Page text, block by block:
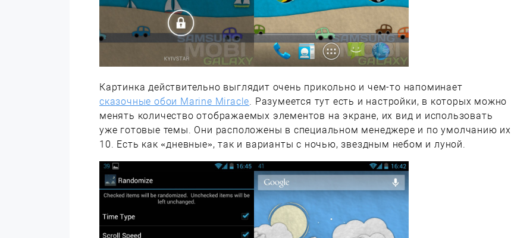
Картинка действительно выглядит очень прикольно и чем-то напоминает
сказочные обои Marine Miracle. Разумеется тут есть и настройки, в которых можно
менять количество отображаемых элементов на экране, их вид и использовать
уже готовые темы. Они расположены в специальном менеджере и по умолчанию их
10. Есть как «дневные», так и варианты с ночью, звездным небом и луной.